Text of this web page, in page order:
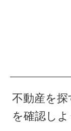
不動産を
を確認しよ